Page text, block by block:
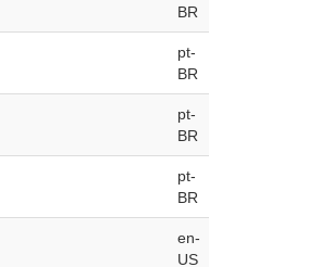
BR
pt-
BR
pt-
BR
pt-
BR
en-
US